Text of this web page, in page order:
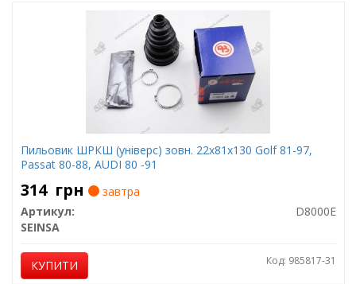
Пильовик ШРКШ (універс) зовн. 22x81x130 Golf 81-97,
Passat 80-88, AUDI 80 -91
314 грн
завтра
Артикул:
D8000E
SEINSA
КУПИТИ Код: 985817-31